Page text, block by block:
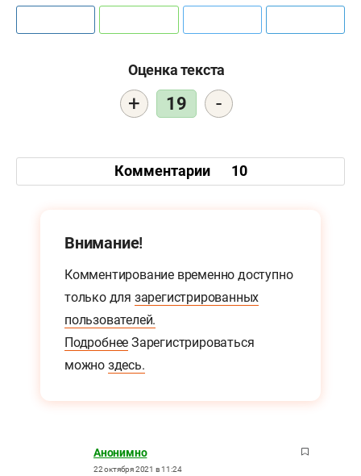
Оценка текста
+ 19 -
Комментарии 10
Внимание!
Комментирование временно доступно
только для зарегистрированных
пользователей.
Подробнее Зарегистрироваться
можно здесь.
Анонимно
22 октября 2021 в 11:24